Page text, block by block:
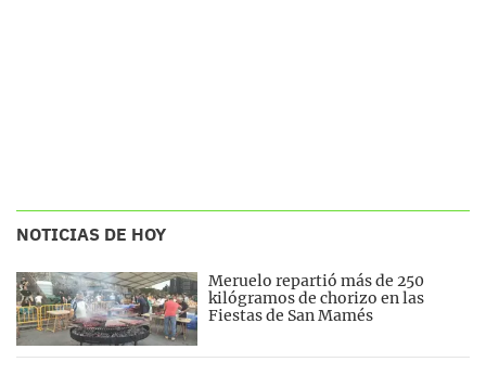
NOTICIAS DE HOY
Meruelo repartió más de 250
kilógramos de chorizo en las
Fiestas de San Mamés